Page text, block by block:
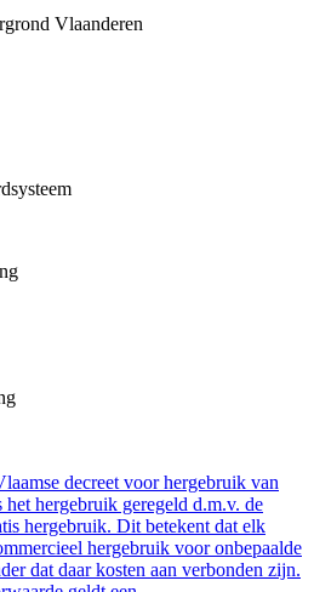
Vlaanderen
decreet voor hergebruik van
hergebruik geregeld d.m.v. de
hergebruik. Dit betekent dat elk
hergebruik voor onbepaalde
dat daar kosten aan verbonden zijn.